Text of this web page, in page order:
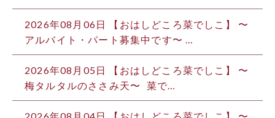
2026年08月06日 【おはしどころ菜でしこ】 〜
アルバイト・パート募集中です〜 …
2026年08月05日 【おはしどころ菜でしこ】 〜
梅タルタルのささみ天〜 ⁡ 菜で…